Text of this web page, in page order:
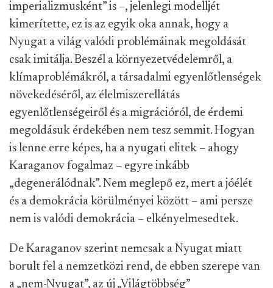
imperializmusként” is –, jelenlegi modelljét
kimerítette, ez is az egyik oka annak, hogy a
Nyugat a világ valódi problémáinak megoldását
csak imitálja. Beszél a környezetvédelemről, a
klímaproblémákról, a társadalmi egyenlőtlenségek
növekedéséről, az élelmiszerellátás
egyenlőtlenségeiről és a migrációról, de érdemi
megoldásuk érdekében nem tesz semmit. Hogyan
is lenne erre képes, ha a nyugati elitek – ahogy
Karaganov fogalmaz – egyre inkább
„degenerálódnak”. Nem meglepő ez, mert a jóélét
és a demokrácia körülményei között – ami persze
nem is valódi demokrácia – elkényelmesedtek.
De Karaganov szerint nemcsak a Nyugat miatt
borult fel a nemzetközi rend, de ebben szerepe van
a „nem-Nyugat”, az új „Világtöbbség”